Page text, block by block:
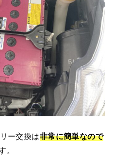
ー交換は非常に簡単なので
。